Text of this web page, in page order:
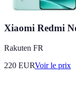
Xiaomi Redmi
Rakuten FR
220 EURVoir le prix